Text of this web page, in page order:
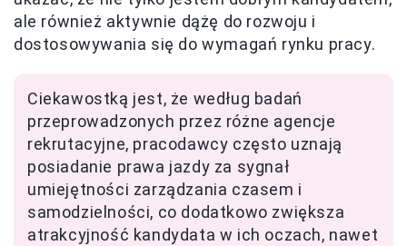
ale również aktywnie dążę do rozwoju i
dostosowywania się do wymagań rynku pracy.
Ciekawostką jest, że według badań
przeprowadzonych przez różne agencje
rekrutacyjne, pracodawcy często uznają
posiadanie prawa jazdy za sygnał
umiejętności zarządzania czasem i
samodzielności, co dodatkowo zwiększa
atrakcyjność kandydata w ich oczach, nawet